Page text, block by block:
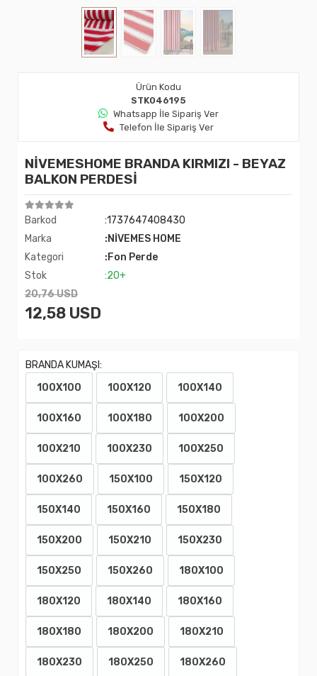
Ürün Kodu
STK046195
Whatsapp İle Sipariş Ver
Telefon İle Sipariş Ver
NİVEMESHOME BRANDA KIRMIZI - BEYAZ
BALKON PERDESİ
Barkod
:1737647408430
Marka
:NİVEMES HOME
Kategori
:Fon Perde
Stok
:20+
20,76 USD
12,58 USD
BRANDA KUMAŞI:
100X100
100X120 100X140
100X160 100X180 100X200
100X210 100X230 100X250
100X260 150X100 150X120
150X140 150X160 150X180
150X200 150X210 150X230
150X250 150X260 180X100
180X120 180X140 180X160
180X180 180X200 180X210
180X230 180X250 180X260